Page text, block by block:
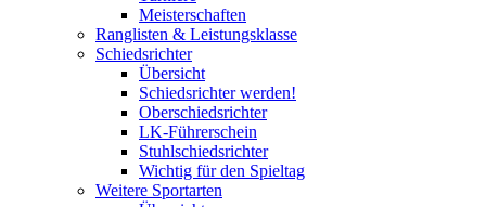
Meisterschaften
Ranglisten & Leistungsklasse
Schiedsrichter
Übersicht
Schiedsrichter werden!
Oberschiedsrichter
LK-Führerschein
Stuhlschiedsrichter
Wichtig für den Spieltag
Weitere Sportarten